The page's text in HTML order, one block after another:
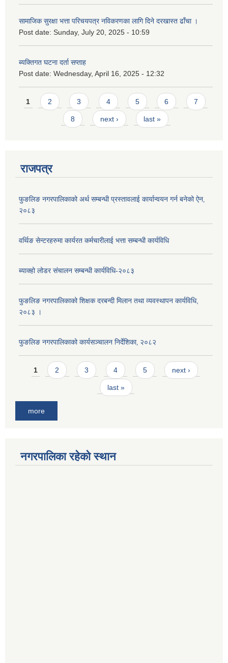
सामाजिक सुरक्षा भत्ता परिचयपत्र नविकरणका लागि दिने दरखास्त ढाँचा ।
Post date: Sunday, July 20, 2025 - 10:59
ब्यक्तिगत घटना दर्ता सप्ताह
Post date: Wednesday, April 16, 2025 - 12:32
Pages
1 2 3 4 5 6 7
8 next › last »
राजपत्र
फुङलिङ नगरपालिकाको अर्थ सम्बन्धी प्रस्तावलाई कार्यान्वयन गर्न बनेको ऐन‚
२०८३
वर्थिङ सेन्टरहरुमा कार्यरत कर्मचारीलाई भत्ता सम्बन्धी कार्यविधि
ब्याक्हो लोडर संचालन सम्बन्धी कार्यविधि-२०८३
फुङलिङ नगरपालिकाको शिक्षक दरबन्दी मिलान तथा व्यवस्थापन कार्यविधि,
२०८३ ।
फुङलिङ नगरपालिकाको कार्यसञ्चालन निर्देशिका‚ २०८२
Pages
1 2 3 4 5 next ›
last »
more
नगरपालिका रहेको स्थान